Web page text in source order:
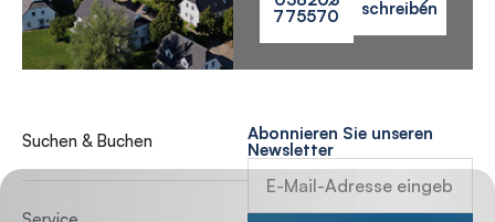
775570 schreiben
Suchen & Buchen Abonnieren Sie unseren
Newsletter